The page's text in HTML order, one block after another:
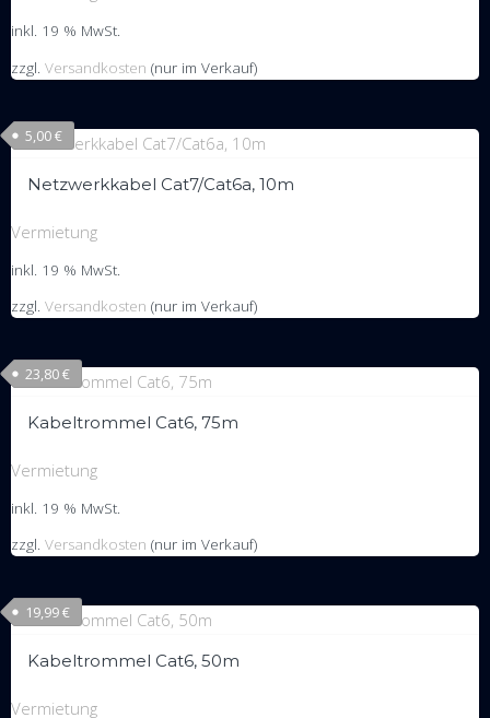
inkl. 19 % MwSt.
zzgl. Versandkosten (nur im Verkauf)
Netzwerkkabel Cat7/Cat6a, 10m
5,00€
Vermietung
inkl. 19 % MwSt.
zzgl. Versandkosten (nur im Verkauf)
Kabeltrommel Cat6, 75m
23,80€
Vermietung
inkl. 19 % MwSt.
zzgl. Versandkosten (nur im Verkauf)
Kabeltrommel Cat6, 50m
19,99€
Vermietung